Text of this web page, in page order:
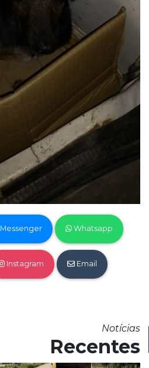
Messenger Whatsapp
Instagram Email
Notícias
Recentes